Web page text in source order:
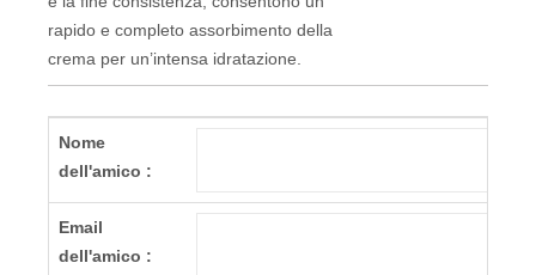
rapido e completo assorbimento della
crema per un’intensa idratazione.
Nome
dell'amico :
Email
dell'amico :